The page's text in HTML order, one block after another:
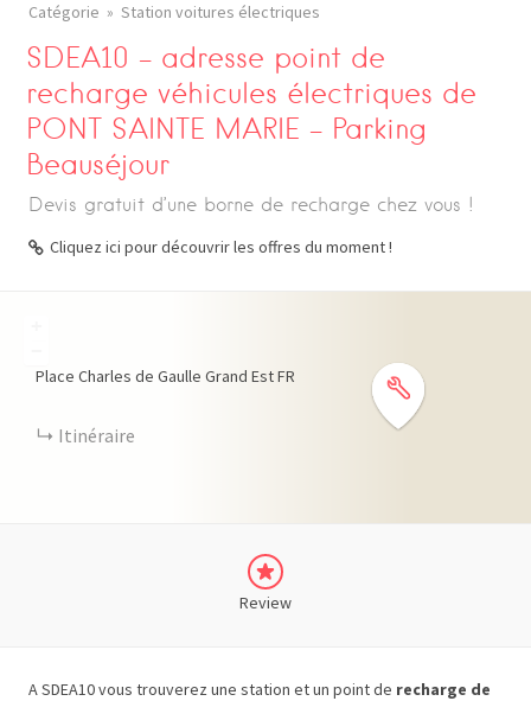
Catégorie Station voitures électriques
SDEA10 – adresse point de
recharge véhicules électriques de
PONT SAINTE MARIE – Parking
Beauséjour
Devis gratuit d’une borne de recharge chez vous !
Cliquez ici pour découvrir les offres du moment !
Place Charles de Gaulle Grand EstFR
Itinéraire
Review
A SDEA10 vous trouverez une station et un point de recharge de